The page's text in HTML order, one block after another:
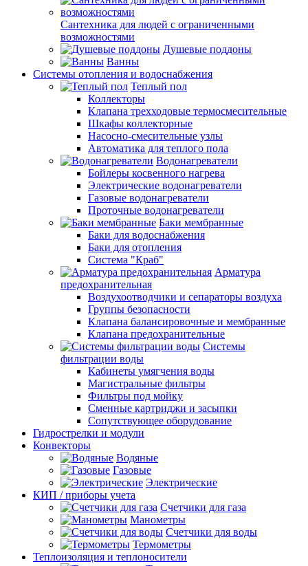
Сантехника для людей с ограниченными
возможностями
Душевые поддоны
Ванны
Системы отопления и водоснабжения
Теплый пол
Коллекторы
Клапана трехходовые термосмесительные
Шкафы коллекторные
Насосно-смесительные узлы
Автоматика для теплого пола
Водонагреватели
Бойлеры косвенного нагрева
Электрические водонагреватели
Газовые водонагреватели
Проточные водонагреватели
Баки мембранные
Баки для водоснабжения
Баки для отопления
Система "Краб"
Арматура
предохранительная
Воздухоотводчики и сепараторы воздуха
Группы безопасности
Клапана балансировочные и мембранные
Клапана предохранительные
Системы
фильтрации воды
Кабинеты умягчения воды
Магистральные фильтры
Фильтры под мойку
Сменные картриджи и засыпки
Сопутствующее оборудование
Гидрострелки и модули
Конвекторы
Водяные
Газовые
Электрические
КИП / приборы учета
Счетчики для газа
Манометры
Счетчики для воды
Термометры
Теплоизоляция и теплоносители